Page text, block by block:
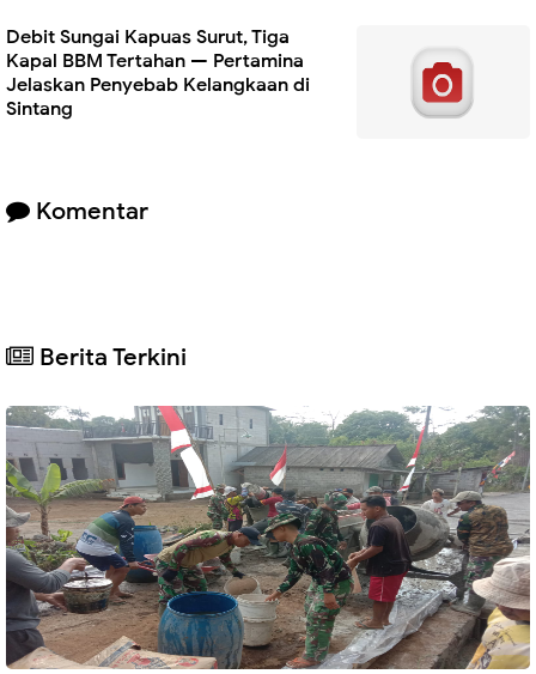
Debit Sungai Kapuas Surut, Tiga
Kapal BBM Tertahan — Pertamina
Jelaskan Penyebab Kelangkaan di
Sintang
Komentar
Berita Terkini